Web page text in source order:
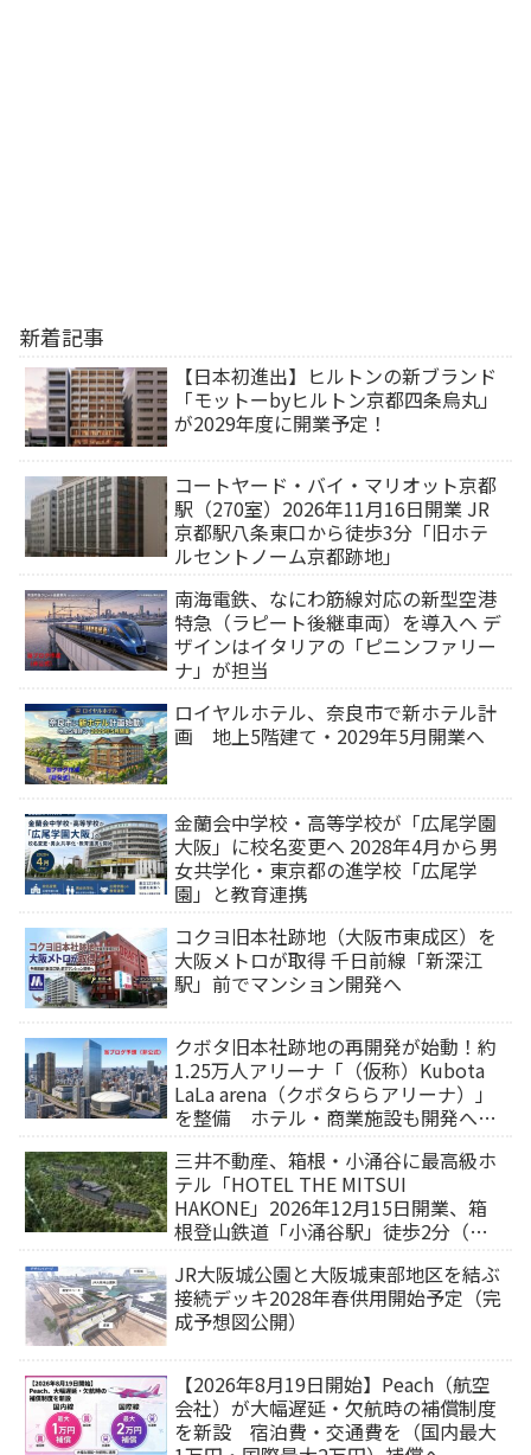
新着記事
【日本初進出】ヒルトンの新ブランド
「モットーbyヒルトン京都四条烏丸」
が2029年度に開業予定！
コートヤード・バイ・マリオット京都
駅（270室）2026年11月16日開業 JR
京都駅八条東口から徒歩3分「旧ホテ
ルセントノーム京都跡地」
南海電鉄、なにわ筋線対応の新型空港
特急（ラピート後継車両）を導入へ デ
ザインはイタリアの「ピニンファリー
ナ」が担当
ロイヤルホテル、奈良市で新ホテル計
画 地上5階建て・2029年5月開業へ
金蘭会中学校・高等学校が「広尾学園
大阪」に校名変更へ 2028年4月から男
女共学化・東京都の進学校「広尾学
園」と教育連携
コクヨ旧本社跡地（大阪市東成区）を
大阪メトロが取得 千日前線「新深江
駅」前でマンション開発へ
クボタ旧本社跡地の再開発が始動！約
1.25万人アリーナ「（仮称）Kubota
LaLa arena（クボタららアリーナ）」
を整備 ホテル・商業施設も開発へ
三井不動産、箱根・小涌谷に最高級ホ
テル「HOTEL THE MITSUI
HAKONE」2026年12月15日開業、箱
根登山鉄道「小涌谷駅」徒歩2分（旅
JR大阪城公園と大阪城東部地区を結ぶ
接続デッキ2028年春供用開始予定（完
成予想図公開）
【2026年8月19日開始】Peach（航空
会社）が大幅遅延・欠航時の補償制度
を新設 宿泊費・交通費を（国内最大